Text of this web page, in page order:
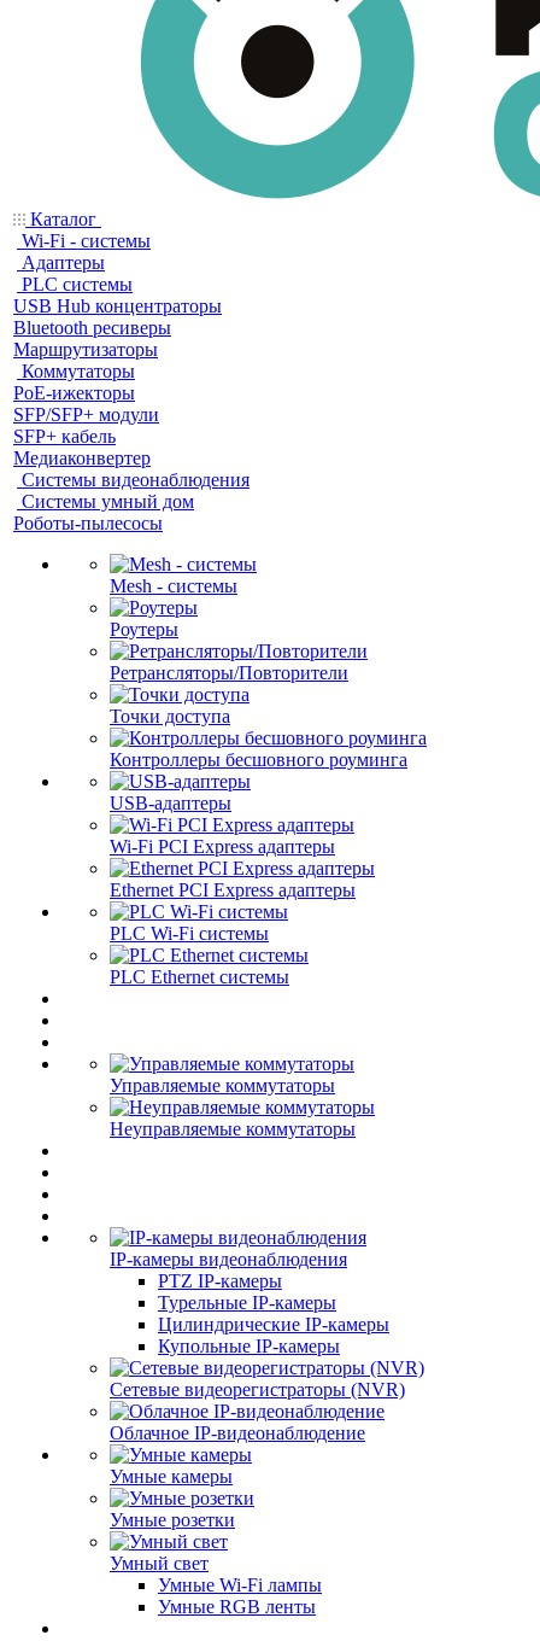
Каталог
Wi-Fi - системы
Адаптеры
PLC системы
USB Hub концентраторы
Bluetooth ресиверы
Маршрутизаторы
Коммутаторы
PoE-ижекторы
SFP/SFP+ модули
SFP+ кабель
Медиаконвертер
Системы видеонаблюдения
Системы умный дом
Роботы-пылесосы
Mesh - системы
Роутеры
Ретрансляторы/Повторители
Точки доступа
Контроллеры бесшовного роуминга
USB-адаптеры
Wi-Fi PCI Express адаптеры
Ethernet PCI Express адаптеры
PLC Wi-Fi системы
PLC Ethernet системы
Управляемые коммутаторы
Неуправляемые коммутаторы
IP-камеры видеонаблюдения
PTZ IP-камеры
Турельные IP-камеры
Цилиндрические IP-камеры
Купольные IP-камеры
Сетевые видеорегистраторы (NVR)
Облачное IP-видеонаблюдение
Умные камеры
Умные розетки
Умный свет
Умные Wi-Fi лампы
Умные RGB ленты